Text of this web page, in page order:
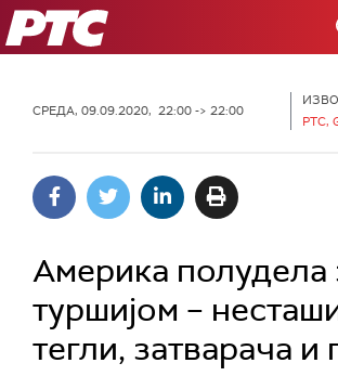
РТС
СРЕДА, 09.09.2020, 22:00 -> 22:00
РТС,
Америка полудела
туршијом –
тегли, затварача и